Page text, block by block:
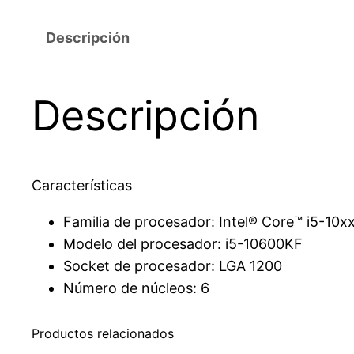
Descripción
Descripción
Características
Familia de procesador: Intel® Core™ i5-
Modelo del procesador: i5-10600KF
Socket de procesador: LGA 1200
Número de núcleos: 6
Productos relacionados